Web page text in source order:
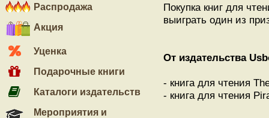
Распродажа
Акция
Уценка
Подарочные книги
Каталоги издательств
Мероприятия и
Покупка книг для
выиграть один из
От издательства
- книга для чтения
- книга для чтения